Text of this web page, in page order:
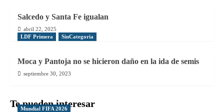
Salcedo y Santa Fe igualan
abril 22, 2025
LDF Primera
SinCategoria
Moca y Pantoja no se hicieron daño en la ida de semis
septiembre 30, 2023
Te pueden interesar
Mundial FIFA 2026